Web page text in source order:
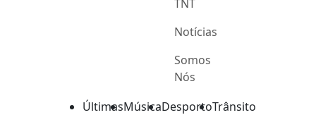
TNT
Notícias
Somos
Nós
ÚltimasMúsicaDesportoTrânsito